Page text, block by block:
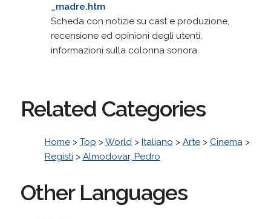
_madre.htm
Scheda con notizie su cast e produzione,
recensione ed opinioni degli utenti,
informazioni sulla colonna sonora.
Related Categories
Home> Top >World> Italiano > Arte> Cinema>
Registi > Almodovar, Pedro
Other Languages